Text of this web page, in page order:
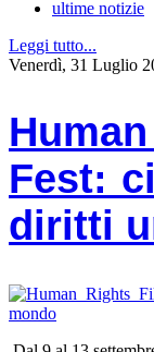
ultime notizie
Leggi tutto...
Venerdì, 31 Luglio
Fest:
diritti